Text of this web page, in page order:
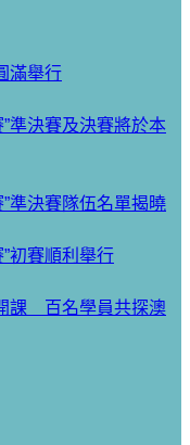
滿舉行
準決賽及決賽將於本
準決賽隊伍名單揭曉
初賽順利舉行
課 百名學員共探澳